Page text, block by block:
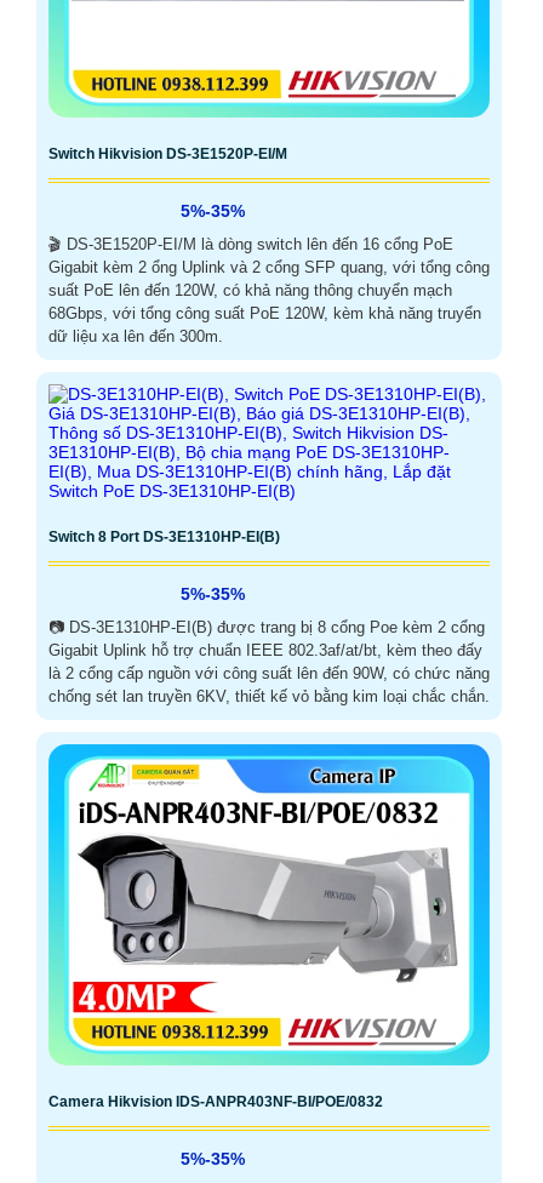
Switch Hikvision DS-3E1520P-EI/M
5%-35%
🎬 DS-3E1520P-EI/M là dòng switch lên đến 16 cổng PoE
Gigabit kèm 2 ổng Uplink và 2 cổng SFP quang, với tổng công
suất PoE lên đến 120W, có khả năng thông chuyển mạch
68Gbps, với tổng công suất PoE 120W, kèm khả năng truyển
dữ liệu xa lên đến 300m.
Switch 8 Port DS-3E1310HP-EI(B)
5%-35%
📷 DS-3E1310HP-EI(B) được trang bị 8 cổng Poe kèm 2 cổng
Gigabit Uplink hỗ trợ chuẩn IEEE 802.3af/at/bt, kèm theo đấy
là 2 cổng cấp nguồn với công suất lên đến 90W, có chức năng
chống sét lan truyền 6KV, thiết kế vỏ bằng kim loại chắc chắn.
Camera Hikvision IDS-ANPR403NF-BI/POE/0832
5%-35%